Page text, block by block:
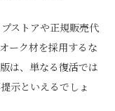
ストアや正規販売代
ーク材を採用するな
は、単なる復活では
示といえるでしょ